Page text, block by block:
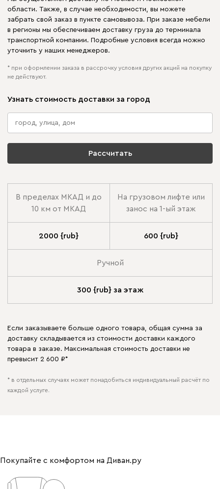
области. Также, в случае необходимости, вы можете
забрать свой заказ в пункте самовывоза. При заказе мебели
в регионы мы обеспечиваем доставку груза до терминала
транспортной компании. Подробные условия всегда можно
уточнить у наших менеджеров.
* при оформлении заказа в рассрочку условия других акций на покупку
не действуют.
Узнать стоимость доставки за город
Рассчитать
В пределах МКАД и до
10 км от МКАД
На грузовом лифте или
занос на 1-ый этаж
2000 {rub} 600 {rub}
Ручной
300 {rub} за этаж
Если заказываете больше одного товара, общая сумма за
доставку складывается из стоимости доставки каждого
товара в заказе. Максимальная стоимость доставки не
превысит 2 600 ₽*
* в отдельных случаях может понадобиться индивидуальный расчёт по
каждой услуге.
Покупайте с комфортом на Диван.ру